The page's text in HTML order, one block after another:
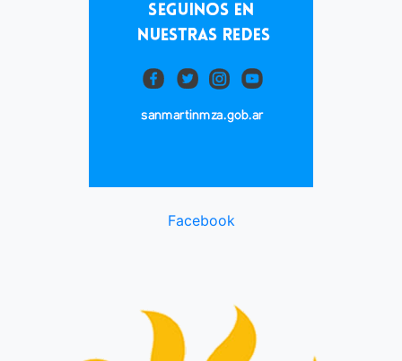
Facebook